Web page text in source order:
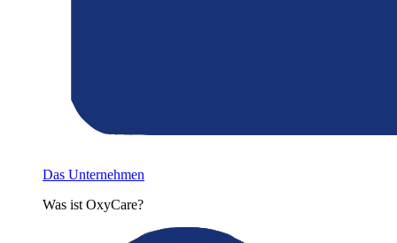
Das Unternehmen
Was ist OxyCare?